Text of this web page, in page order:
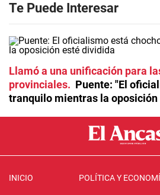
Te Puede Interesar
Llamó a una unificación para
provinciales
Puente: "El
tranquilo mientras la
INICIO POLÍTICA Y